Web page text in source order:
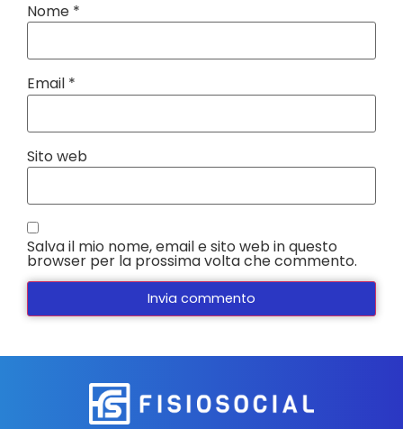
Nome *
Email *
Sito web
Salva il mio nome, email e sito web in questo
browser per la prossima volta che commento.